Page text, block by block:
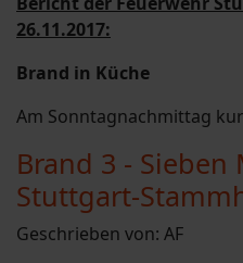
26.11.2017:
Brand in Küche
Am Sonntagnachmittag
Brand 3 - Sieben
Stuttgart-
Geschrieben von: AF